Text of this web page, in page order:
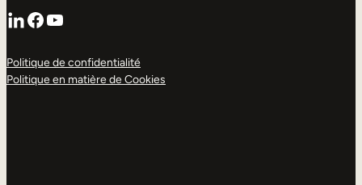
LinkedIn
Facebook
YouTube
Politique de confidentialité
Politique en matière de Cookies